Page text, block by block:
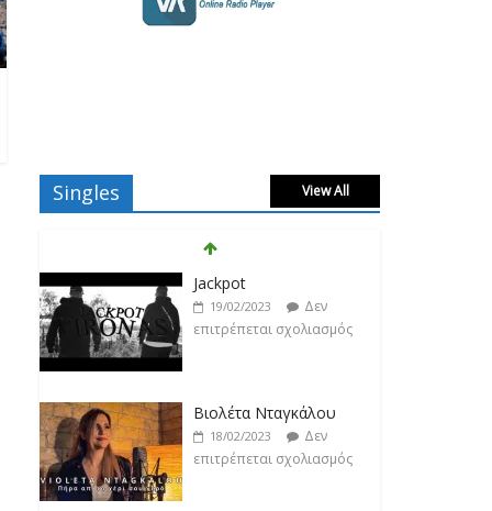
Singles View All
Βιολέτα Νταγκάλου
18/02/2023
Δεν
επιτρέπεται σχολιασμός
Κατερίνα Λιόλιου
17/02/2023
Δεν
επιτρέπεται σχολιασμός